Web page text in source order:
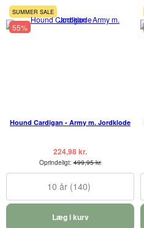
SUMMER SALE
55%
Hound Cardigan - Army m. Jordklode
224,98 kr.
Oprindeligt:499,95 kr.
10 år (140)
Læg i kurv